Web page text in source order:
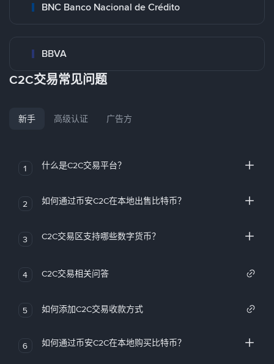
BNC Banco Nacional de Crédito
BBVA
C2C交易常见问题
新手 高级认证 广告方
1 什么是C2C交易平台？
2 如何通过币安C2C在本地出售比特币？
3 C2C交易区支持哪些数字货币？
4 C2C交易相关问答
5 如何添加C2C交易收款方式
6 如何通过币安C2C在本地购买比特币？